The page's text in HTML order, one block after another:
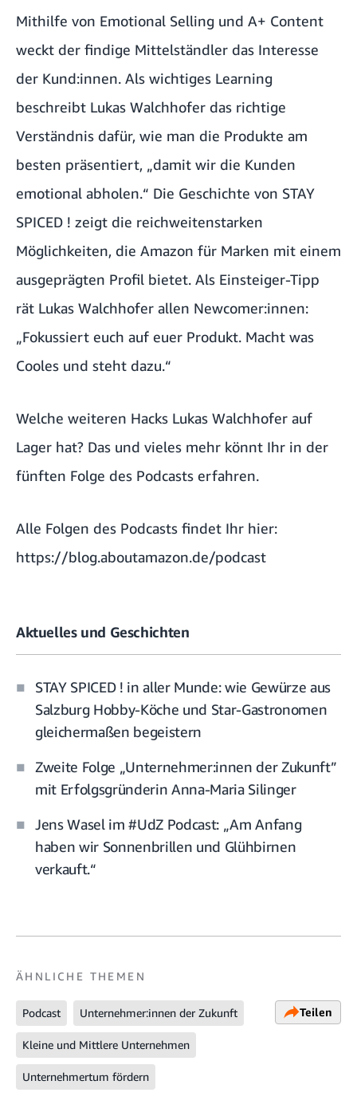
Mithilfe von Emotional Selling und A+ Content
weckt der findige Mittelständler das Interesse
der Kund:innen. Als wichtiges Learning
beschreibt Lukas Walchhofer das richtige
Verständnis dafür, wie man die Produkte am
besten präsentiert, „damit wir die Kunden
emotional abholen.“ Die Geschichte von STAY
SPICED ! zeigt die reichweitenstarken
Möglichkeiten, die Amazon für Marken mit einem
ausgeprägten Profil bietet. Als Einsteiger-Tipp
rät Lukas Walchhofer allen Newcomer:innen:
„Fokussiert euch auf euer Produkt. Macht was
Cooles und steht dazu.“
Welche weiteren Hacks Lukas Walchhofer auf
Lager hat? Das und vieles mehr könnt Ihr in der
fünften Folge des Podcasts erfahren.
Alle Folgen des Podcasts findet Ihr hier:
https://blog.aboutamazon.de/podcast
Aktuelles und Geschichten
STAY SPICED ! in aller Munde: wie Gewürze aus
Salzburg Hobby-Köche und Star-Gastronomen
gleichermaßen begeistern
Zweite Folge „Unternehmer:innen der Zukunft”
mit Erfolgsgründerin Anna-Maria Silinger
Jens Wasel im #UdZ Podcast: „Am Anfang
haben wir Sonnenbrillen und Glühbirnen
verkauft.“
ÄHNLICHE THEMEN
Podcast Unternehmer:innen der Zukunft
Kleine und Mittlere Unternehmen
Unternehmertum fördern
Teilen